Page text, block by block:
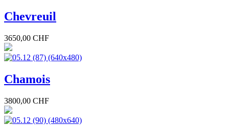
Chevreuil
3650,00 CHF
Chamois
3800,00 CHF